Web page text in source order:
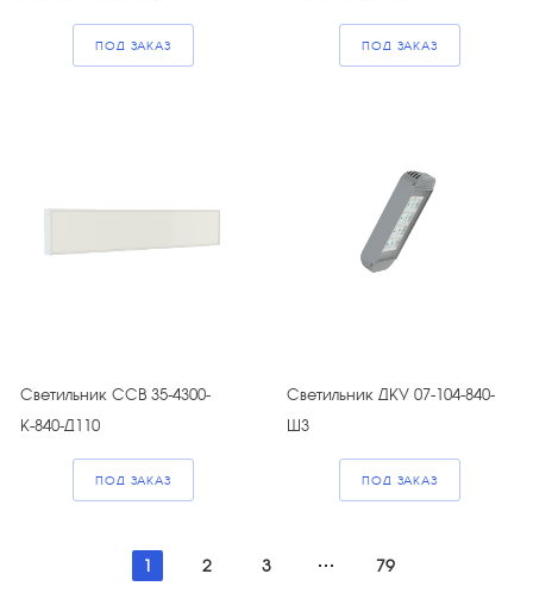
ПОД ЗАКАЗ ПОД ЗАКАЗ
Светильник ССВ 35-4300-
К-840-Д110
ПОД ЗАКАЗ
Светильник ДКУ 07-104-840-
Ш3
ПОД ЗАКАЗ
1 2 3 79